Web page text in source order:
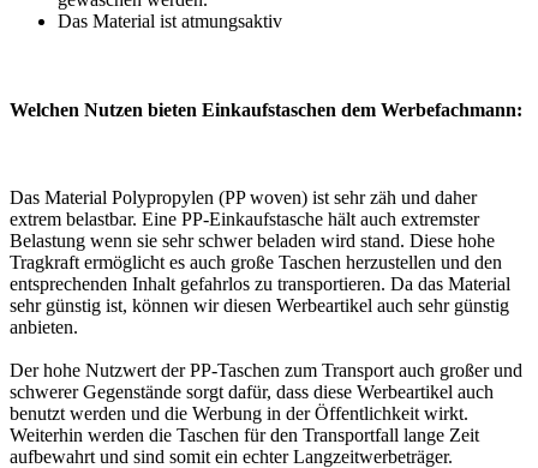
Das Material ist atmungsaktiv
Welchen Nutzen bieten Einkaufstaschen dem Werbefachmann:
Das Material Polypropylen (PP woven) ist sehr zäh und daher
extrem belastbar. Eine PP-Einkaufstasche hält auch extremster
Belastung wenn sie sehr schwer beladen wird stand. Diese hohe
Tragkraft ermöglicht es auch große Taschen herzustellen und den
entsprechenden Inhalt gefahrlos zu transportieren. Da das Material
sehr günstig ist, können wir diesen Werbeartikel auch sehr günstig
anbieten.
Der hohe Nutzwert der PP-Taschen zum Transport auch großer und
schwerer Gegenstände sorgt dafür, dass diese Werbeartikel auch
benutzt werden und die Werbung in der Öffentlichkeit wirkt.
Weiterhin werden die Taschen für den Transportfall lange Zeit
aufbewahrt und sind somit ein echter Langzeitwerbeträger.